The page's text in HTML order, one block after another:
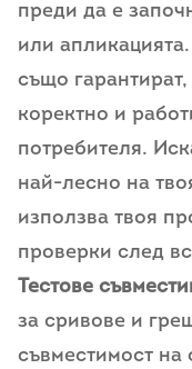
преди да е
или
също
коректно и
потребителя.
най-лесно на
използва твоя
проверки след
Тестове
за сривове и
съвместимост на